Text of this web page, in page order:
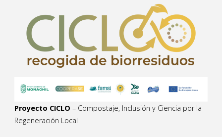
Proyecto CICLO – Compostaje, Inclusión y Ciencia por la
Regeneración Local